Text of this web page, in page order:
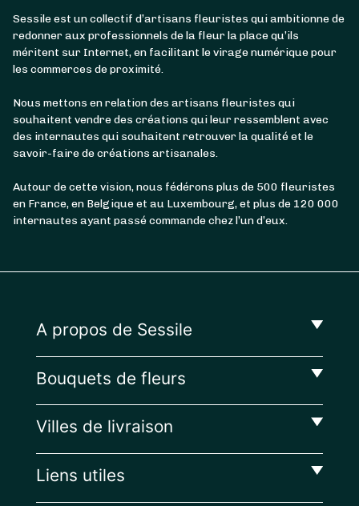
Sessile est un collectif d’artisans fleuristes qui ambitionne de
redonner aux professionnels de la fleur la place qu’ils
méritent sur Internet, en facilitant le virage numérique pour
les commerces de proximité.
Nous mettons en relation des artisans fleuristes qui
souhaitent vendre des créations qui leur ressemblent avec
des internautes qui souhaitent retrouver la qualité et le
savoir-faire de créations artisanales.
Autour de cette vision, nous fédérons plus de 500 fleuristes
en France, en Belgique et au Luxembourg, et plus de 120 000
internautes ayant passé commande chez l’un d’eux.
A propos de Sessile
Bouquets de fleurs
Villes de livraison
Liens utiles